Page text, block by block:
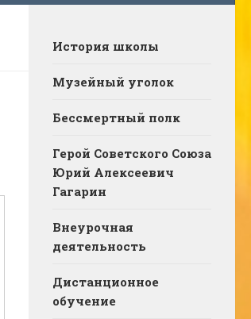
История школы
Музейный уголок
Бессмертный полк
Герой Советского Союза
Юрий Алексеевич
Гагарин
Внеурочная
деятельность
Дистанционное
обучение